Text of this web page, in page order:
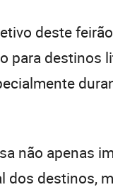
deste
para destinos
não apenas
dos destinos,